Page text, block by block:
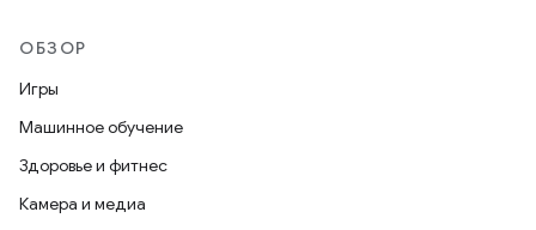
ОБЗОР
Игры
Машинное обучение
Здоровье и фитнес
Камера и медиа